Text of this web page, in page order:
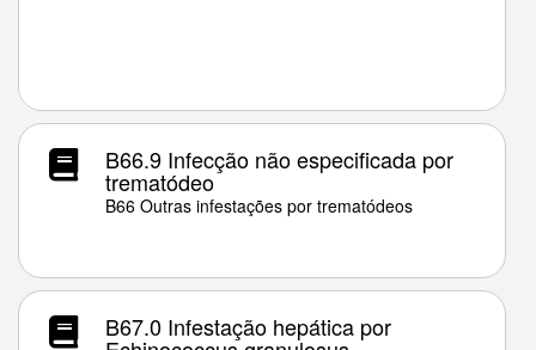
B66.9 Infecção não especificada por
trematódeo
B66 Outras infestações por trematódeos
B67.0 Infestação hepática por